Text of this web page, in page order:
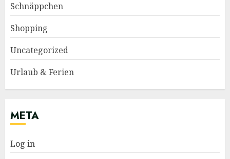
Schnäppchen
Shopping
Uncategorized
Urlaub & Ferien
META
Log in